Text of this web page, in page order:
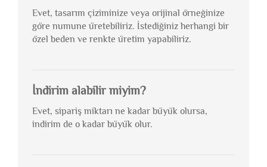
Evet, tasarım çiziminize veya orijinal örneğinize
göre numune üretebiliriz. İstediğiniz herhangi bir
özel beden ve renkte üretim yapabiliriz.
İndirim alabilir miyim?
Evet, sipariş miktarı ne kadar büyük olursa,
indirim de o kadar büyük olur.